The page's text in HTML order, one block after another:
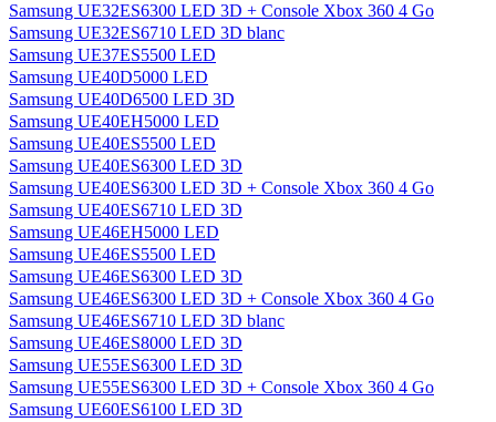
Samsung UE32ES6300 LED 3D + Console Xbox 360 4 Go
Samsung UE32ES6710 LED 3D blanc
Samsung UE37ES5500 LED
Samsung UE40D5000 LED
Samsung UE40D6500 LED 3D
Samsung UE40EH5000 LED
Samsung UE40ES5500 LED
Samsung UE40ES6300 LED 3D
Samsung UE40ES6300 LED 3D + Console Xbox 360 4 Go
Samsung UE40ES6710 LED 3D
Samsung UE46EH5000 LED
Samsung UE46ES5500 LED
Samsung UE46ES6300 LED 3D
Samsung UE46ES6300 LED 3D + Console Xbox 360 4 Go
Samsung UE46ES6710 LED 3D blanc
Samsung UE46ES8000 LED 3D
Samsung UE55ES6300 LED 3D
Samsung UE55ES6300 LED 3D + Console Xbox 360 4 Go
Samsung UE60ES6100 LED 3D